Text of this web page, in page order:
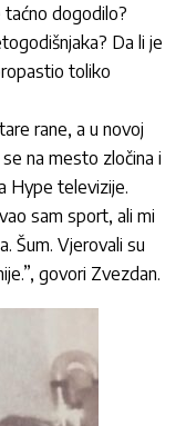
dogodilo?
Da li je
toliko
rane, a u novoj
na mesto zločina i
Hype televizije.
sam sport, ali mi
Šum. Vjerovali su
govori Zvezdan.